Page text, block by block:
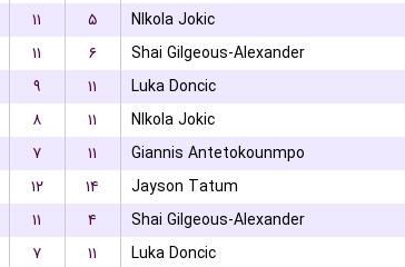
۱۱ ۵ NIkola Jokic
۱۱ ۶ Shai Gilgeous-Alexander
۹ ۱۱ Luka Doncic
۸ ۱۱ NIkola Jokic
۷ ۱۱ Giannis Antetokounmpo
۱۲ ۱۴ Jayson Tatum
۱۱ ۴ Shai Gilgeous-Alexander
۷ ۱۱ Luka Doncic